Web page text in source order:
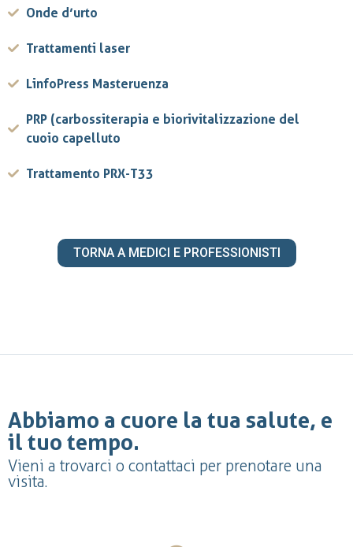
Onde d’urto
Trattamenti laser
LinfoPress Masteruenza
PRP (carbossiterapia e biorivitalizzazione del
cuoio capelluto
Trattamento PRX-T33
TORNA A MEDICI E PROFESSIONISTI
Abbiamo a cuore la tua salute, e
il tuo tempo.
Vieni a trovarci o contattaci per prenotare una
visita.